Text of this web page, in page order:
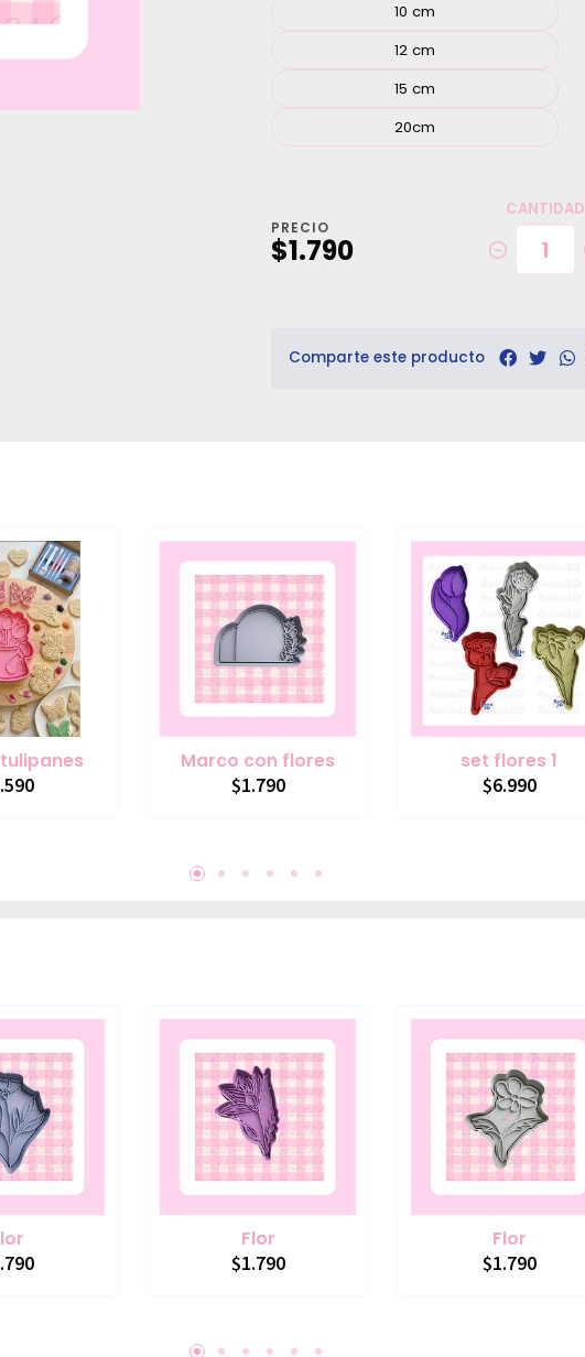
10 cm
12 cm
15 cm
20cm
PRECIO
$1.790
CANTIDAD
Comparte este producto
Marco con flores
$1.790
set flores 1
$6.990
Flor
$1.790
Flor
$1.790